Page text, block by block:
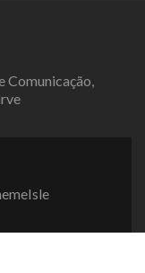
Comunicação,